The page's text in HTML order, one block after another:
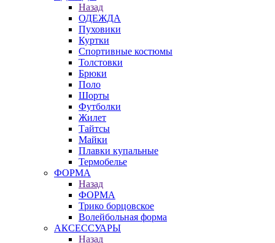
Назад
ОДЕЖДА
Пуховики
Куртки
Спортивные костюмы
Толстовки
Брюки
Поло
Шорты
Футболки
Жилет
Тайтсы
Майки
Плавки купальные
Термобелье
ФОРМА
Назад
ФОРМА
Трико борцовское
Волейбольная форма
АКСЕССУАРЫ
Назад